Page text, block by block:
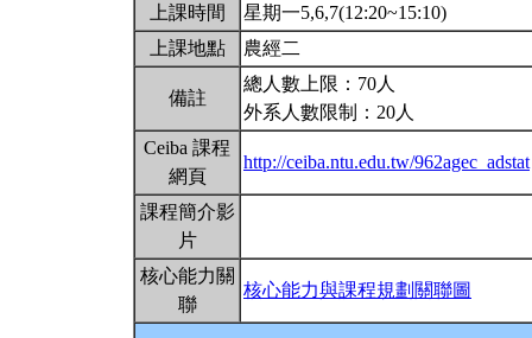
上課時間
星期一5,6,7(12:20~15:10)
上課地點
農經二
備註
總人數上限：70人
外系人數限制：20人
Ceiba 課程
網頁
http://ceiba.ntu.edu.tw/962agec_adstat
課程簡介影
片
核心能力關
聯
核心能力與課程規劃關聯圖